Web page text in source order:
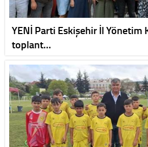
YENİ Parti Eskişehir İl Yönetim
toplant…